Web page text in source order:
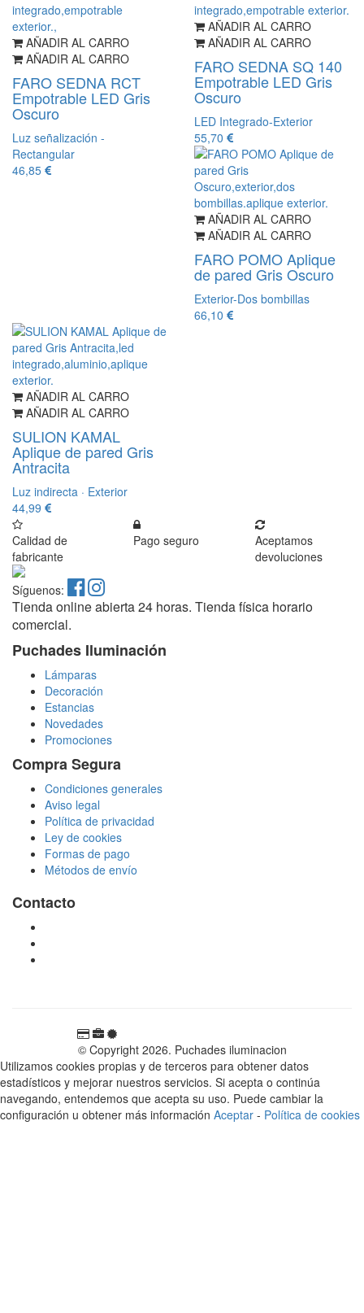
AÑADIR AL CARRO
AÑADIR AL CARRO
FARO SEDNA RCT
Empotrable LED Gris
Oscuro
Luz señalización -
Rectangular
46,85
AÑADIR AL CARRO
AÑADIR AL CARRO
FARO SEDNA SQ 140
Empotrable LED Gris
Oscuro
LED Integrado-Exterior
55,70
AÑADIR AL CARRO
AÑADIR AL CARRO
FARO POMO Aplique
de pared Gris Oscuro
Exterior-Dos bombillas
66,10
AÑADIR AL CARRO
AÑADIR AL CARRO
SULION KAMAL
Aplique de pared Gris
Antracita
Luz indirecta · Exterior
44,99
Calidad de
fabricante
Pago seguro
Aceptamos
devoluciones
Síguenos:
Tienda online abierta 24 horas. Tienda física horario
comercial.
Puchades Iluminación
Lámparas
Decoración
Estancias
Novedades
Promociones
Compra Segura
Condiciones generales
Aviso legal
Política de privacidad
Ley de cookies
Formas de pago
Métodos de envío
Contacto
© Copyright 2026. Puchades iluminacion
Utilizamos cookies propias y de terceros para obtener datos
estadísticos y mejorar nuestros servicios. Si acepta o continúa
navegando, entendemos que acepta su uso. Puede cambiar la
configuración u obtener más información Aceptar - Política de cookies